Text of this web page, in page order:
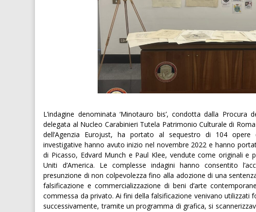
L’indagine denominata ‘Minotauro bis’, condotta dalla
delegata al Nucleo Carabinieri Tutela Patrimonio Culturale di
dell’Agenzia Eurojust, ha portato al sequestro di 104
investigative hanno avuto inizio nel novembre 2022 e hanno
di Picasso, Edvard Munch e Paul Klee, vendute come originali
Uniti d’America. Le complesse indagini hanno consentito
presunzione di non colpevolezza fino alla adozione di una
falsificazione e commercializzazione di beni d’arte
commessa da privato. Ai fini della falsificazione venivano utilizzati
successivamente, tramite un programma di grafica, si